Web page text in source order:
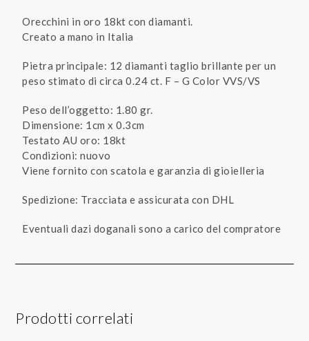
Orecchini in oro 18kt con diamanti.
Creato a mano in Italia
Pietra principale: 12 diamanti taglio brillante per un
peso stimato di circa 0.24 ct. F – G Color VVS/VS
Peso dell’oggetto: 1.80 gr.
Dimensione: 1cm x 0.3cm
Testato AU oro: 18kt
Condizioni: nuovo
Viene fornito con scatola e garanzia di gioielleria
Spedizione: Tracciata e assicurata con DHL
Eventuali dazi doganali sono a carico del compratore
Prodotti correlati